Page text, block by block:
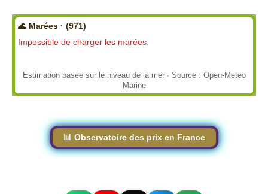
🌊 Marées · (971)
Impossible de charger les marées.
Estimation basée sur le niveau de la mer · Source : Open-Meteo
Marine
📊 Observatoire des prix en France